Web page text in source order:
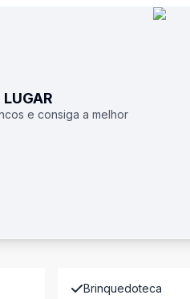
e consiga a melhor
Brinquedoteca